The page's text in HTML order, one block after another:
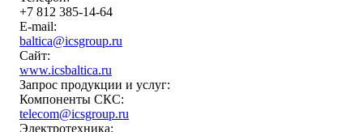
+7 812 385-14-64
E-mail:
baltica@icsgroup.ru
Сайт:
www.icsbaltica.ru
Запрос продукции и услуг:
Компоненты СКС:
telecom@icsgroup.ru
Электротехника: